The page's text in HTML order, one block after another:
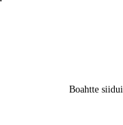
Boahtte siidui